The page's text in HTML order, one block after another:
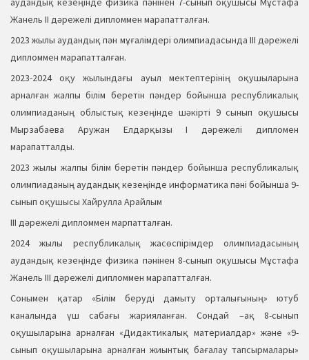
Жанель ІІ дәрежелі дипломмен марапатталған.
2023 жылы аудандық пән мұғалімдері олимпиадасында ІІІ дәрежелі
дипломмен марапатталған.
2023-2024 оқу жылындағы ауыл мектептерінің оқушыларына
арналған жалпы білім беретін пәндер бойынша республикалық
олимпиаданың облыстық кезеңінде шәкірті 9 сынып оқушысы
Мырзабаева Аружан Елдарқызы І дәрежелі дипломен
марапатталды.
2023 жылы жалпы білім беретін пәндер бойынша республикалық
олимпиаданың аудандық кезеңінде информатика пәні бойынша 9-
сынып оқушысы Хайрулла Арайлым
ІІІ дәрежелі дипломмен марпатталған.
2024 жылы республикалық жасөспірімдер олимпиадасының
аудандық кезеңінде физика пәнінен 8-сынып оқушысы Мұстафа
Жанель ІІІ дәрежелі дипломмен марапатталған.
Сонымен қатар «Білім беруді дамыту орталығының» ютуб
каналында үш сабағы жарияланған. Сондай –ақ 8-сынып
оқушыларына арналған «Дидактикалық материалдар» және «9-
сынып оқушыларына арналған жиынтық бағалау тапсырмалары»